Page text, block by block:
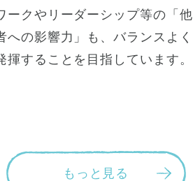
ークやリーダーシップ等の「他
への影響力」も、バランスよく
揮することを目指しています。
もっと見る